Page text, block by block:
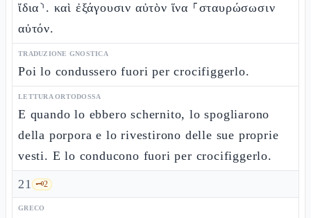
ἴδια⸃. καὶ ἐξάγουσιν αὐτὸν ἵνα ⸀σταυρώσωσιν
αὐτόν.
TRADUZIONE GNOSTICA
Poi lo condussero fuori per crocifiggerlo.
LETTURA ORTODOSSA
E quando lo ebbero schernito, lo spogliarono
della porpora e lo rivestirono delle sue proprie
vesti. E lo conducono fuori per crocifiggerlo.
21 🗝️2
GRECO